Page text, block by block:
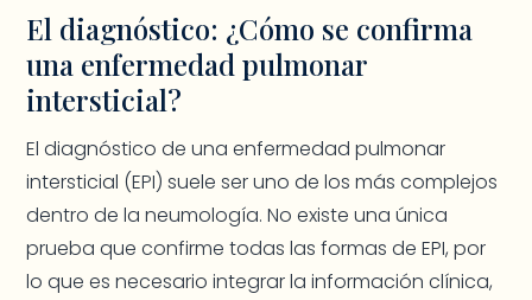
El diagnóstico: ¿Cómo se confirma
una enfermedad pulmonar
intersticial?
El diagnóstico de una enfermedad pulmonar
intersticial (EPI) suele ser uno de los más complejos
dentro de la neumología. No existe una única
prueba que confirme todas las formas de EPI, por
lo que es necesario integrar la información clínica,